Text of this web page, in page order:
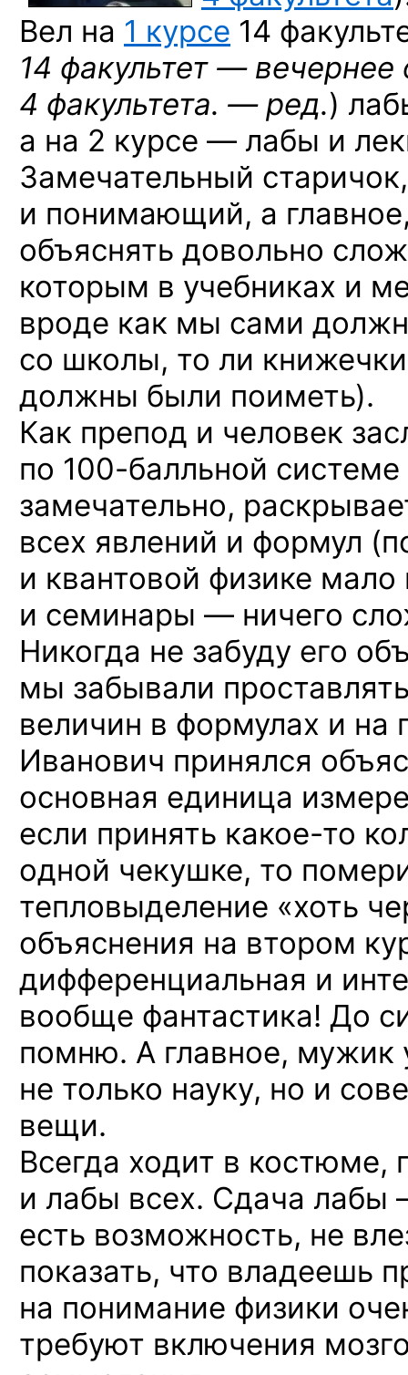
Вел на 1 курсе 14
14 факультет — вечернее
4 факультета. — ред.)
а на 2 курсе — лабы и
Замечательный
и понимающий, а
объяснять довольно
которым в учебниках и
вроде как мы сами
со школы, то ли
должны были поиметь).
Как препод и человек
по 100-балльной
замечательно,
всех явлений и формул
и квантовой физике
и семинары — ничего
Никогда не забуду его
мы забывали
величин в формулах и на
Иванович принялся
основная единица
если принять какое-то
одной чекушке, то
тепловыделение «хоть
объяснения на втором
дифференциальная и
вообще фантастика! До
помню. А главное, мужик
не только науку, но и
вещи.
Всегда ходит в костюме,
и лабы всех. Сдача лабы
есть возможность, не
показать, что владеешь
на понимание физики
требуют включения